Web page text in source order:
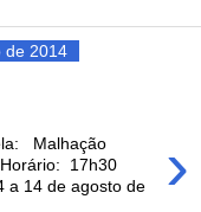
de 2014
›
Malhação
17h30
a 14 de agosto de